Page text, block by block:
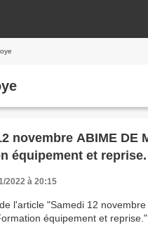
ABIME DE MARAMOYE
équipement et reprise.
2022 à 20:15